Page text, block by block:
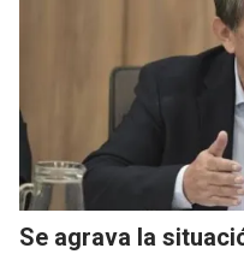
Se agrava la